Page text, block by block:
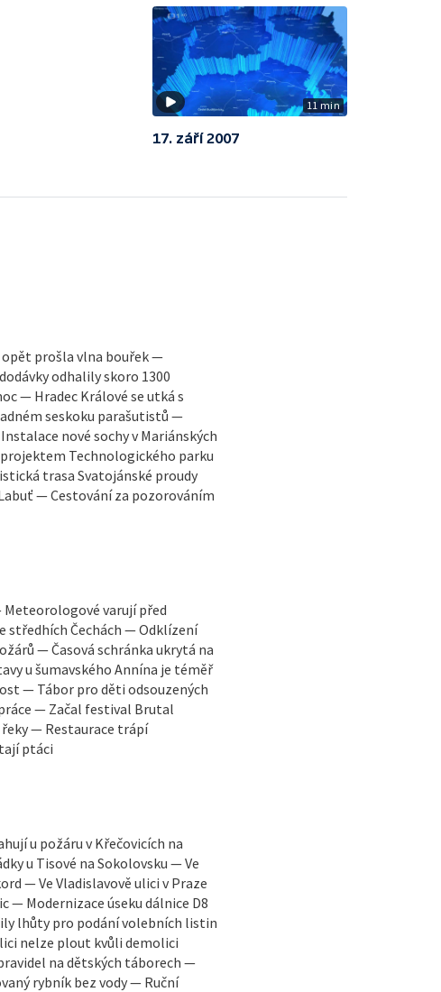
11 min
17. září 2007
opět prošla vlna bouřek —
odhalily skoro 1300
— Hradec Králové se utká s
seskoku parašutistů —
nové sochy v Mariánských
Technologického parku
trasa Svatojánské proudy
— Cestování za pozorováním
varují před
středhích Čechách — Odklízení
— Časová schránka ukrytá na
u šumavského Annína je téměř
— Tábor pro děti odsouzených
— Začal festival Brutal
— Restaurace trápí
ptáci
u požáru v Křečovicích na
u Tisové na Sokolovsku — Ve
Vladislavově ulici v Praze
— Modernizace úseku dálnice D8
lhůty pro podání volebních listin
nelze plout kvůli demolici
na dětských táborech —
rybník bez vody — Ruční